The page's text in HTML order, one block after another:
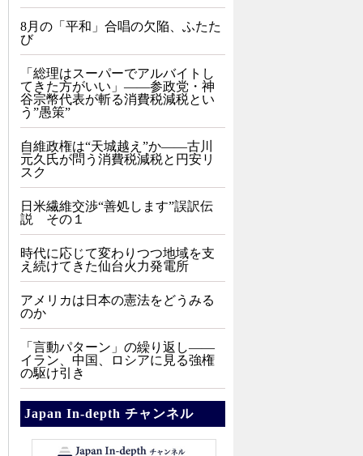
8月の「平和」合唱の欠陥、ふたた
び
「総理はスーパーでアルバイトし
てきた方がいい」――参政党・神
谷宗幣代表が斬る消費税減税とい
う”愚策”
自維政権は“天城越え”か――古川
元久氏が問う消費税減税と円安リ
スク
日米繊維交渉“善処します”誤訳伝
説 その１
時代に応じて変わりつつ地域を支
え続けてきた仙台火力発電所
アメリカは日本の憲法をどうみる
のか
「言動パターン」の繰り返し――
イラン、中国、ロシアに見る強権
の駆け引き
Japan In-depth チャンネル